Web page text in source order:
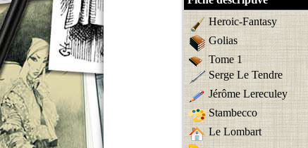
Heroic-Fantasy
Golias
Tome 1
Serge Le Tendre
Jérôme Lereculey
Stambecco
Le Lombart